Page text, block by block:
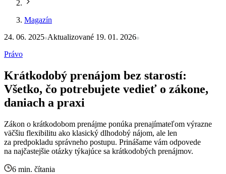
Magazín
24. 06. 2025 Aktualizované 19. 01. 2026
Právo
Krátkodobý prenájom bez starostí:
Všetko, čo potrebujete vedieť o zákone,
daniach a praxi
Zákon o krátkodobom prenájme ponúka prenajímateľom výrazne
väčšiu flexibilitu ako klasický dlhodobý nájom, ale len
za predpokladu správneho postupu. Prinášame vám odpovede
na najčastejšie otázky týkajúce sa krátkodobých prenájmov.
6 min. čítania